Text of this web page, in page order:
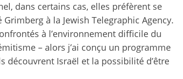
dans certains cas, elles préfèrent se
à la Jewish Telegraphic Agency.
à l’environnement difficile du
– alors j’ai conçu un programme
découvrent Israël et la possibilité d’être